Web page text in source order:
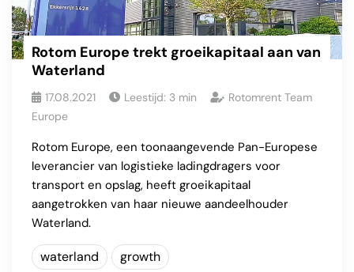
Rotom Europe trekt groeikapitaal aan van
Waterland
17.08.2021 Leestijd: 3 min
Rotomrent Team
Europe
Rotom Europe, een toonaangevende Pan-Europese
leverancier van logistieke ladingdragers voor
transport en opslag, heeft groeikapitaal
aangetrokken van haar nieuwe aandeelhouder
Waterland.
waterland growth